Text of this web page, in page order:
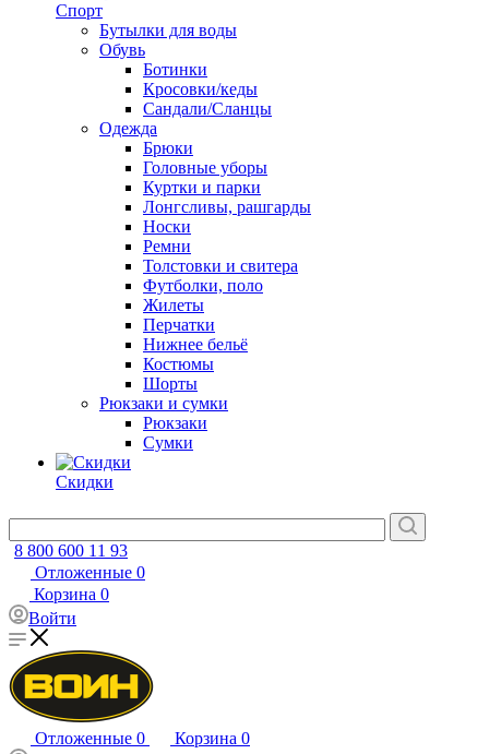
Спорт
Бутылки для воды
Обувь
Ботинки
Кросовки/кеды
Сандали/Сланцы
Одежда
Брюки
Головные уборы
Куртки и парки
Лонгсливы, рашгарды
Носки
Ремни
Толстовки и свитера
Футболки, поло
Жилеты
Перчатки
Нижнее бельё
Костюмы
Шорты
Рюкзаки и сумки
Рюкзаки
Сумки
Скидки
8 800 600 11 93
Отложенные 0
Корзина 0
Войти
Отложенные 0 Корзина 0